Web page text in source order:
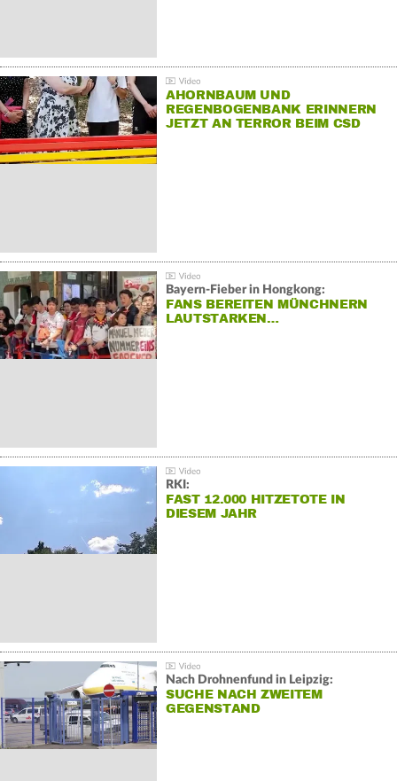
AHORNBAUM UND
REGENBOGENBANK ERINNERN
JETZT AN TERROR BEIM CSD
Bayern-Fieber in Hongkong:
FANS BEREITEN MÜNCHNERN
LAUTSTARKEN…
RKI:
FAST 12.000 HITZETOTE IN
DIESEM JAHR
Nach Drohnenfund in Leipzig:
SUCHE NACH ZWEITEM
GEGENSTAND